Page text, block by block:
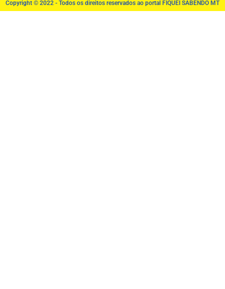
Copyright © 2022 - Todos os direitos reservados ao portal FIQUEI SABENDO MT